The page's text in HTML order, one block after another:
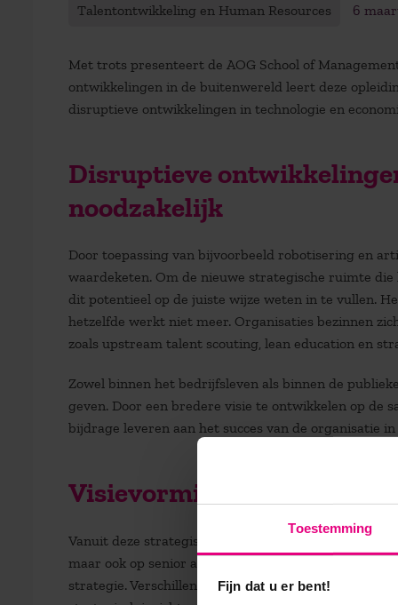
Toestemming
Fijn dat u er bent!
Talentontwikkeling en Human Resources 6
Met trots presenteert de AOG School of
ontwikkelingen in de buitenwereld leert deze
disruptieve ontwikkelingen in technologie en
Disruptieve
noodzakelijk
Door toepassing van bijvoorbeeld robotisering en
waardeketen. Om de nieuwe strategische ruimte
dit potentieel op de juiste wijze weten in te vullen.
hetzelfde werkt niet meer. Organisaties bezinnen
zoals upstream talent scouting, lean education en
Zowel binnen het bedrijfsleven als binnen de
geven. Door een bredere visie te ontwikkelen op de
bijdrage leveren aan het succes van de organisatie
Visievorming op een
Vanuit deze strategische invalshoek is de opleiding
maar ook op senior adviseurs, managers of
strategie. Verschillende docenten, die allen hun